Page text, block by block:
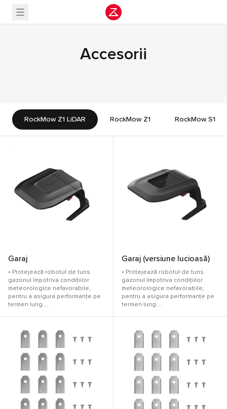
Accesorii
RockMow Z1 LiDAR RockMow Z1 RockMow S1
Garaj
• Protejează robotul de tuns
gazonul împotriva condițiilor
meteorologice nefavorabile,
pentru a asigura performanțe pe
termen lung.
• Compatibil cu RockMow Z
Series, S Series și RockNeo Q
Garaj (versiune lucioasă)
• Protejează robotul de tuns
gazonul împotriva condițiilor
meteorologice nefavorabile,
pentru a asigura performanțe pe
termen lung.
indicatorilor luminoși ai stației de
încărcare.
• Fără interferențe cu semnalele
sau conectivitatea.
• Compatibil cu RockMow Z
Series, S Series și RockNeo Q
Series.